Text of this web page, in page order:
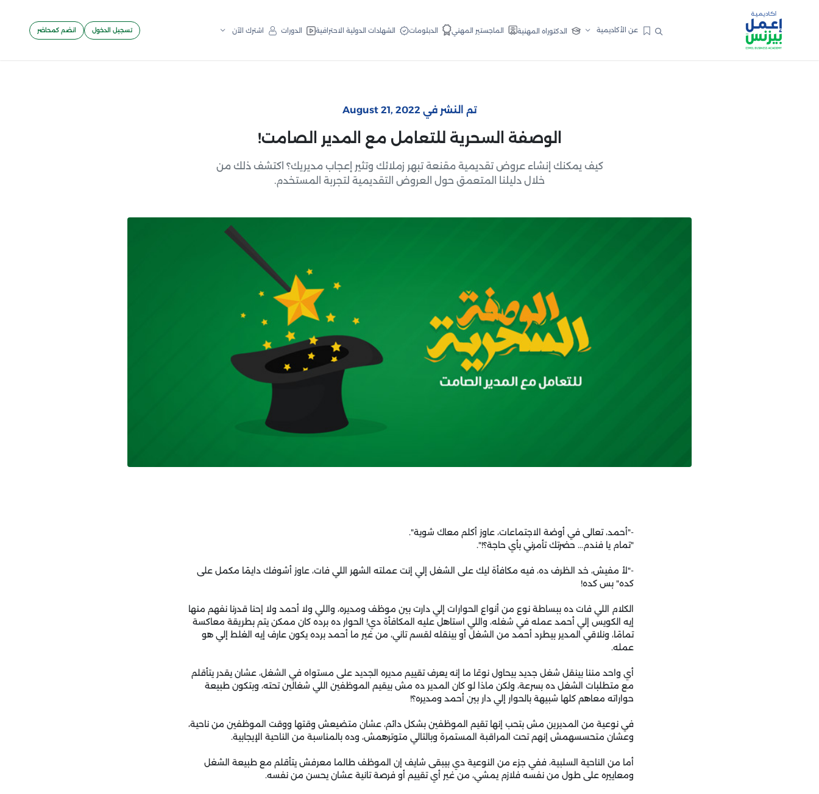
عن الأكاديمية الدكتوراه المهنية الماجستير المهني الدبلومات الشهادات الدولية الاحترافية الدورات اشترك الآن تسجيل الدخول انضم كمحاضر
تم النشر في August 21, 2022
الوصفة السحرية للتعامل مع المدير الصامت!
كيف يمكنك إنشاء عروض تقديمية مقنعة تبهر زملائك وتثير إعجاب مديريك؟ اكتشف ذلك من
خلال دليلنا المتعمق حول العروض التقديمية لتجربة المستخدم.
-"أحمد، تعالى في أوضة الاجتماعات، عاوز أكلم معاك شوية".
"تمام يا فندم... حضرتك تأمرني بأي حاجة؟!".
-"لأ مفيش، خد الظرف ده، فيه مكافأة ليك على الشغل إلي إنت عملته الشهر اللي فات، عاوز أشوفك دايمًا مكمل على
كده" بس كده!
الكلام اللي فات ده ببساطة نوع من أنواع الحوارات إلي دارت بين موظف ومديره، واللي ولا أحمد ولا إحنا قدرنا نفهم منها
إيه الكويس إلي أحمد عمله في شغله، واللي استاهل عليه المكافأة دي! الحوار ده برده كان ممكن يتم بطريقة معاكسة
تمامًا، ونلاقي المدير بيطرد أحمد من الشغل أو بينقله لقسم تاني، من غير ما أحمد برده يكون عارف إيه الغلط إلي هو
عمله.
أي واحد مننا بينقل شغل جديد بيحاول نوعًا ما إنه يعرف تقييم مديره الجديد على مستواه في الشغل، عشان يقدر يتأقلم
مع متطلبات الشغل ده بسرعة، ولكن ماذا لو كان المدير ده مش بيقيم الموظفين اللي شغالين تحته، وبتكون طبيعة
حواراته معاهم كلها شبيهة بالحوار إلي دار بين أحمد ومديره؟!
في نوعية من المديرين مش بتحب إنها تقيم الموظفين بشكل دائم، عشان متضيعش وقتها ووقت الموظفين من ناحية،
وعشان متحسسهمش إنهم تحت المراقبة المستمرة وبالتالي متوترهمش، وده بالمناسبة من الناحية الإيجابية.
أما من الناحية السلبية، ففي جزء من النوعية دي بيبقى شايف إن الموظف طالما معرفش يتأقلم مع طبيعة الشغل
ومعاييره على طول من نفسه فلازم يمشي، من غير أي تقييم أو فرصة تانية عشان يحسن من نفسه.